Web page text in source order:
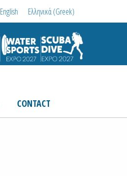
English Ελληνικά(Greek)
CONTACT